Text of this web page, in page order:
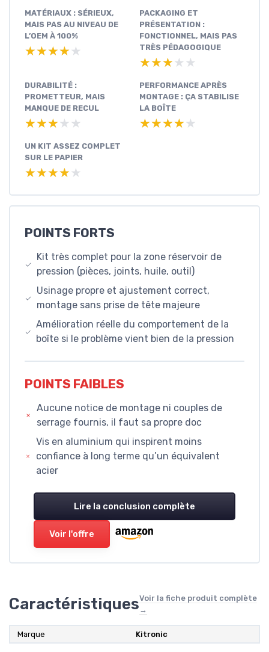
MATÉRIAUX : SÉRIEUX,
MAIS PAS AU NIVEAU DE
L’OEM À 100%
★★★★★
★★★★★
PACKAGING ET
PRÉSENTATION :
FONCTIONNEL, MAIS PAS
TRÈS PÉDAGOGIQUE
★★★★★
★★★★★
DURABILITÉ :
PROMETTEUR, MAIS
MANQUE DE RECUL
★★★★★
★★★★★
PERFORMANCE APRÈS
MONTAGE : ÇA STABILISE
LA BOÎTE
★★★★★
★★★★★
UN KIT ASSEZ COMPLET
SUR LE PAPIER
★★★★★
★★★★★
POINTS FORTS
Kit très complet pour la zone réservoir de
pression (pièces, joints, huile, outil)
Usinage propre et ajustement correct,
montage sans prise de tête majeure
Amélioration réelle du comportement de la
boîte si le problème vient bien de la pression
POINTS FAIBLES
Aucune notice de montage ni couples de
serrage fournis, il faut sa propre doc
Vis en aluminium qui inspirent moins
confiance à long terme qu’un équivalent
acier
Lire la conclusion complète
Voir l'offre
CaractéristiquesVoir la fiche produit complète
→
Marque ‎Kitronic